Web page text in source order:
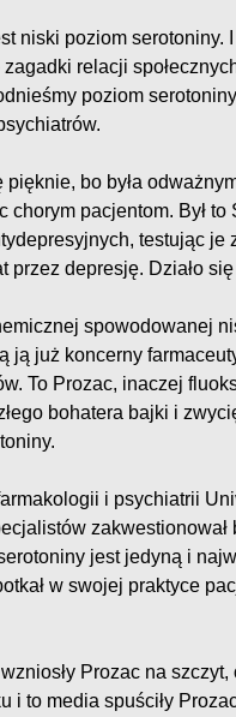
niski poziom serotoniny.
relacji
poziom
bo była
chorym pacjentom. Był
testując
przez depresję. Działo
spowodowanej
ją już koncerny
To Prozac, inaczej
bohatera bajki i
i psychiatrii
jest jedyną i
w swojej praktyce
Prozac na szczyt,
i to media spuściły